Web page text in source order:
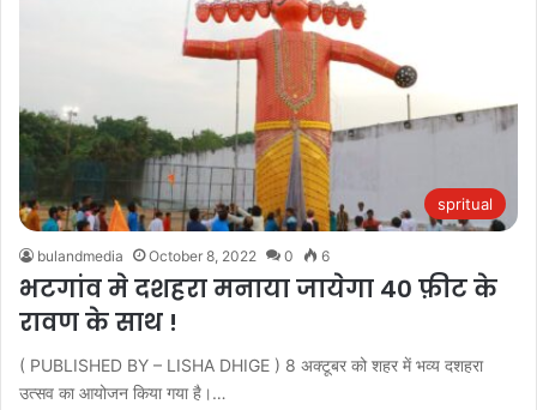
spritual
bulandmedia October 8, 2022 0 6
भटगांव मे दशहरा मनाया जायेगा 40 फ़ीट के
रावण के साथ !
( PUBLISHED BY – LISHA DHIGE ) 8 अक्टूबर को शहर में भव्य दशहरा
उत्सव का आयोजन किया गया है।…